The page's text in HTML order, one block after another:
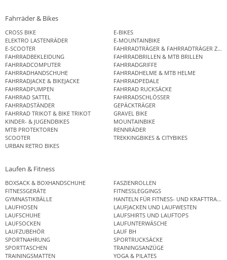
Fahrräder & Bikes
CROSS BIKE
E-BIKES
ELEKTRO LASTENRÄDER
E-MOUNTAINBIKE
E-SCOOTER
FAHRRADTRÄGER & FAHRRADTRÄGER
FAHRRADBEKLEIDUNG
FAHRRADBRILLEN & MTB BRILLEN
FAHRRADCOMPUTER
FAHRRADGRIFFE
FAHRRADHANDSCHUHE
FAHRRADHELME & MTB HELME
FAHRRADJACKE & BIKEJACKE
FAHRRADPEDALE
FAHRRADPUMPEN
FAHRRAD RUCKSÄCKE
FAHRRAD SATTEL
FAHRRADSCHLÖSSER
FAHRRADSTÄNDER
GEPÄCKTRÄGER
FAHRRAD TRIKOT & BIKE TRIKOT
GRAVEL BIKE
KINDER- & JUGENDBIKES
MOUNTAINBIKE
MTB PROTEKTOREN
RENNRÄDER
SCOOTER
TREKKINGBIKES & CITYBIKES
URBAN RETRO BIKES
Laufen & Fitness
BOXSACK & BOXHANDSCHUHE
FASZIENROLLEN
FITNESSGERÄTE
FITNESSLEGGINGS
GYMNASTIKBÄLLE
HANTELN FÜR FITNESS- UND
LAUFHOSEN
LAUFJACKEN UND LAUFWESTEN
LAUFSCHUHE
LAUFSHIRTS UND LAUFTOPS
LAUFSOCKEN
LAUFUNTERWÄSCHE
LAUFZUBEHÖR
LAUF BH
SPORTNAHRUNG
SPORTRUCKSÄCKE
SPORTTASCHEN
TRAININGSANZÜGE
TRAININGSMATTEN
YOGA & PILATES